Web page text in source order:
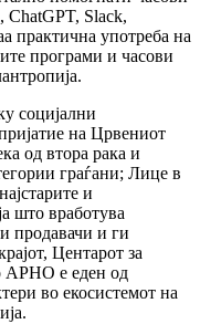
ChatGPT, Slack,
практична употреба на
програми и часови
социјални
на Црвениот
од втора рака и
граѓани; Лице в
и
што вработува
продавачи и ги
Центарот за
АРНО е еден од
во екосистемот на